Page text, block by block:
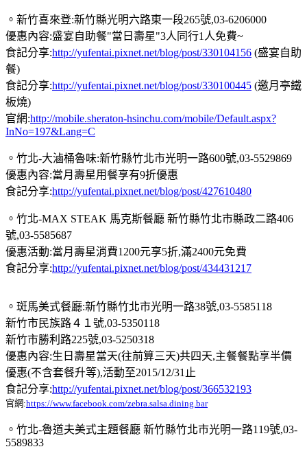
。新竹喜來登:新竹縣光明六路東一段265號,03-6206000
優惠內容:盛宴自助餐"當日壽星"3人同行1人免費~
食記分享:http://yufentai.pixnet.net/blog/post/330104156 (盛宴自助
餐)
食記分享:http://yufentai.pixnet.net/blog/post/330100445 (邀月亭鐵
板燒)
官網:http://mobile.sheraton-hsinchu.com/mobile/Default.aspx?
InNo=197&Lang=C
。竹北-大滷桶魯味:新竹縣竹北市光明一路600號,03-5529869
優惠內容:當月壽星用餐享有9折優惠
食記分享:http://yufentai.pixnet.net/blog/post/427610480
。竹北-MAX STEAK 馬克斯餐廳 新竹縣竹北市縣政二路406
號,03-5585687
優惠活動:當月壽星消費1200元享5折,滿2400元免費
食記分享:http://yufentai.pixnet.net/blog/post/434431217
。斑馬美式餐廳:新竹縣竹北市光明一路38號,03-5585118
新竹市民族路４１號,03-5350118
新竹市勝利路225號,03-5250318
優惠內容:生日壽星當天(往前算三天)共四天,主餐餐點享半價
優惠(不含套餐升等),活動至2015/12/31止
食記分享:http://yufentai.pixnet.net/blog/post/366532193
官網:https://www.facebook.com/zebra.salsa.dining.bar
。竹北-魯道夫美式主題餐廳 新竹縣竹北市光明一路119號,03-
5589833